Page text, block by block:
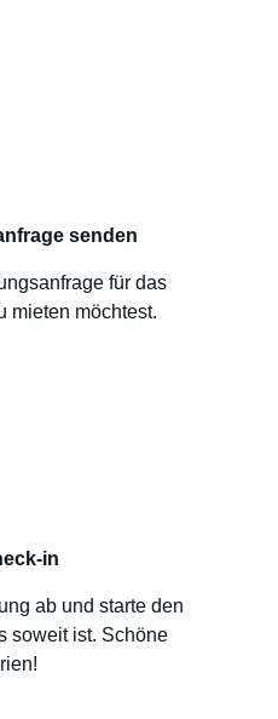
senden
für das
mieten möchtest.
in
ab und starte den
soweit ist. Schöne